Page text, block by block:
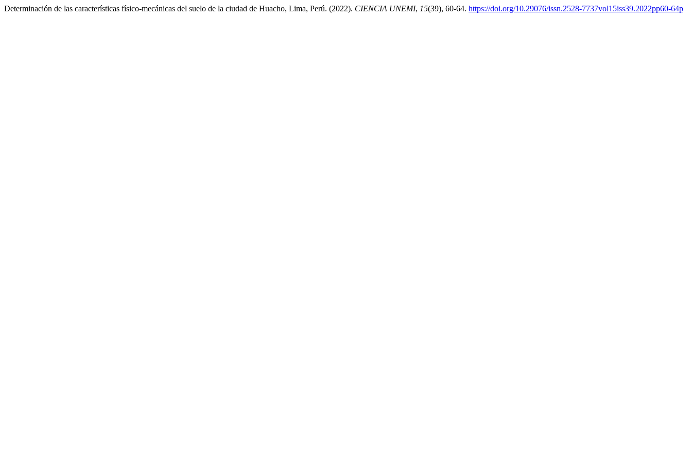
Determinación de las características físico-mecánicas del suelo de la ciudad de Huacho, Lima, Perú. (2022). CIENCIA UNEMI, 15(39), 60-64. https://doi.org/10.29076/issn.2528-7737vol15iss39.2022pp60-64p